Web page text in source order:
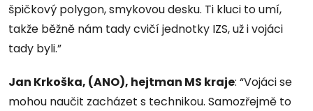
špičkový polygon, smykovou desku. Ti kluci to umí,
takže běžně nám tady cvičí jednotky IZS, už i vojáci
tady byli.”
Jan Krkoška, (ANO), hejtman MS kraje: “Vojáci se
mohou naučit zacházet s technikou. Samozřejmě to